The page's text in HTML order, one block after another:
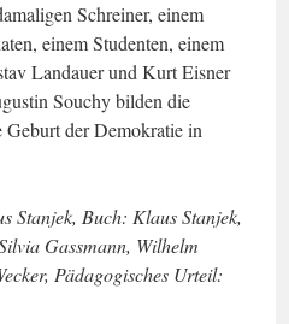
Schreiner, einem
einem Studenten, einem
Landauer und Kurt Eisner
Souchy bilden die
Geburt der Demokratie in
Stanjek, Buch: Klaus Stanjek,
Gassmann, Wilhelm
Pädagogisches Urteil: